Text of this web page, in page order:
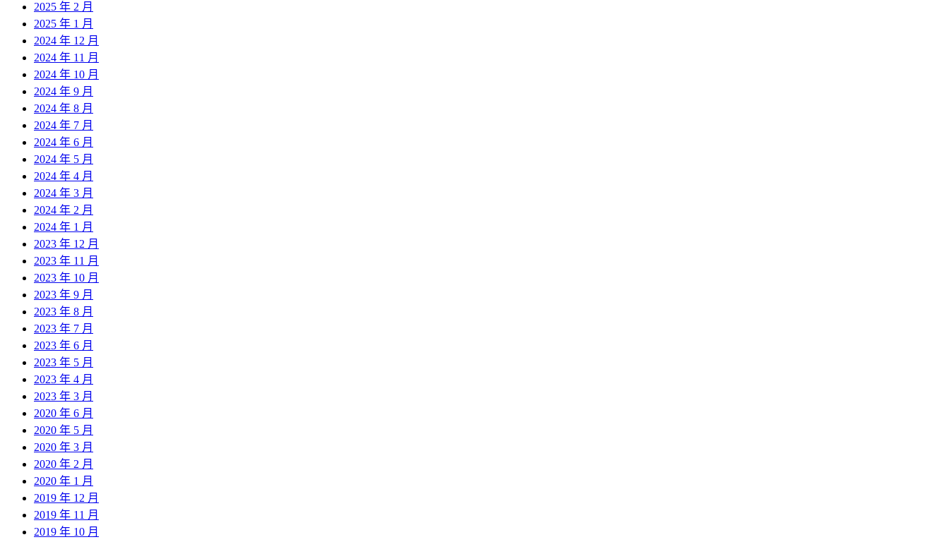
2025 年 2 月
2025 年 1 月
2024 年 12 月
2024 年 11 月
2024 年 10 月
2024 年 9 月
2024 年 8 月
2024 年 7 月
2024 年 6 月
2024 年 5 月
2024 年 4 月
2024 年 3 月
2024 年 2 月
2024 年 1 月
2023 年 12 月
2023 年 11 月
2023 年 10 月
2023 年 9 月
2023 年 8 月
2023 年 7 月
2023 年 6 月
2023 年 5 月
2023 年 4 月
2023 年 3 月
2020 年 6 月
2020 年 5 月
2020 年 3 月
2020 年 2 月
2020 年 1 月
2019 年 12 月
2019 年 11 月
2019 年 10 月